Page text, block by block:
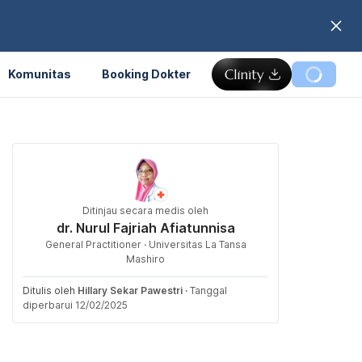
Komunitas Booking Dokter
Ditinjau secara medis oleh
dr. Nurul Fajriah Afiatunnisa
General Practitioner · Universitas La Tansa
Mashiro
Ditulis oleh Hillary Sekar Pawestri · Tanggal
diperbarui 12/02/2025